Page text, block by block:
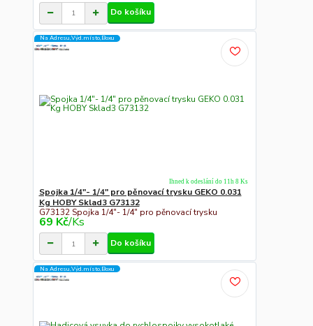
Do košíku
Na Adresu,Výd.místo,Boxu
Spojka 1/4"- 1/4" pro pěnovací trysku GEKO 0.031
Kg HOBY Sklad3 G73132
G73132 Spojka 1/4"- 1/4" pro pěnovací trysku
69 Kč/Ks
Ihned k odeslání do 11h 8 Ks
Do košíku
Na Adresu,Výd.místo,Boxu